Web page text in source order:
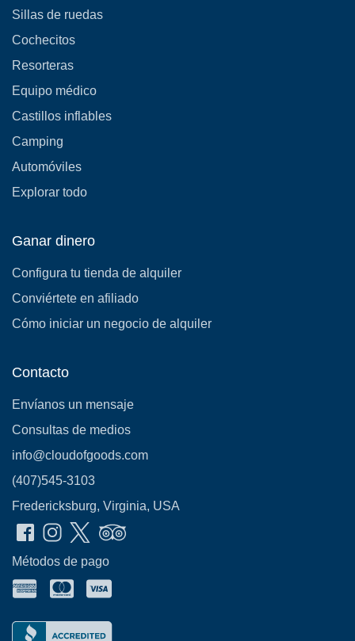
Sillas de ruedas
Cochecitos
Resorteras
Equipo médico
Castillos inflables
Camping
Automóviles
Explorar todo
Ganar dinero
Configura tu tienda de alquiler
Conviértete en afiliado
Cómo iniciar un negocio de alquiler
Contacto
Envíanos un mensaje
Consultas de medios
info@cloudofgoods.com
(407)545-3103
Fredericksburg, Virginia, USA
Métodos de pago